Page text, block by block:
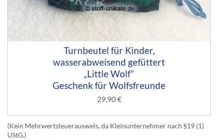
Turnbeutel für Kinder,
wasserabweisend gefüttert
„Little Wolf“
Geschenk für Wolfsfreunde
29,90€
(Kein Mehrwertsteuerausweis, da Kleinunternehmer nach §19 (1)
UStG.)